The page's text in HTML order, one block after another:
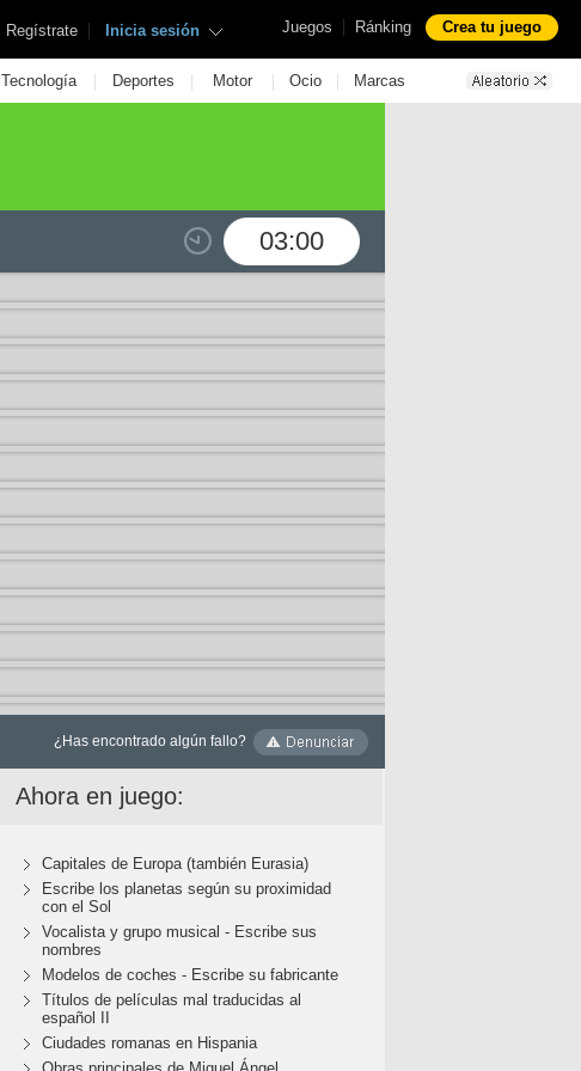
Juegos | Ránking Crea tu juego
Regístrate | Inicia sesión
Tecnología | Deportes | Motor | Ocio | Marcas
03:00
¿Has encontrado algún fallo?
Ahora en juego:
Capitales de Europa (también Eurasia)
Escribe los planetas según su proximidad
con el Sol
Vocalista y grupo musical - Escribe sus
nombres
Modelos de coches - Escribe su fabricante
Títulos de películas mal traducidas al
español II
Ciudades romanas en Hispania